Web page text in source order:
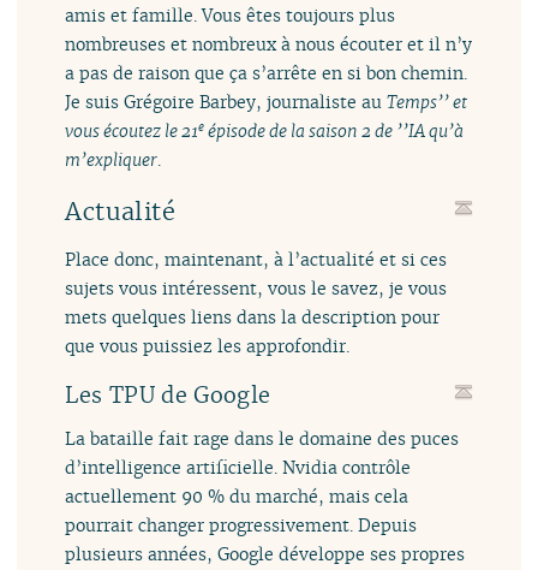
amis et famille. Vous êtes toujours plus
nombreuses et nombreux à nous écouter et il n’y
a pas de raison que ça s’arrête en si bon chemin.
Je suis Grégoire Barbey, journaliste auTemps’’ et
vous écoutez le 21e épisode de la saison 2 de ’’IA qu’à
m’expliquer.
Actualité
Place donc, maintenant, à l’actualité et si ces
sujets vous intéressent, vous le savez, je vous
mets quelques liens dans la description pour
que vous puissiez les approfondir.
Les TPU de Google
La bataille fait rage dans le domaine des puces
d’intelligence artificielle. Nvidia contrôle
actuellement 90 % du marché, mais cela
pourrait changer progressivement. Depuis
plusieurs années, Google développe ses propres